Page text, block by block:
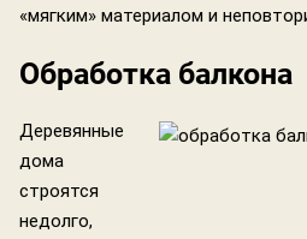
«мягким» материалом и
Обработка балкона
Деревянные
дома
строятся
недолго,